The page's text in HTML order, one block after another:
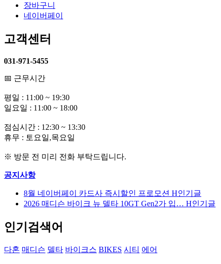
장바구니
네이버페이
고객센터
031-971-5455
📅 근무시간
평일 : 11:00 ~ 19:30
일요일 : 11:00 ~ 18:00
점심시간 : 12:30 ~ 13:30
휴무 : 토요일,목요일
※ 방문 전 미리 전화 부탁드립니다.
공지사항
8월 네이버페이 카드사 즉시할인 프로모션 H인기글
2026 매디슨 바이크 뉴 델타 10GT Gen2가 입… H인기글
인기검색어
다혼 매디슨 델타 바이크스 BIKES 시티 에어